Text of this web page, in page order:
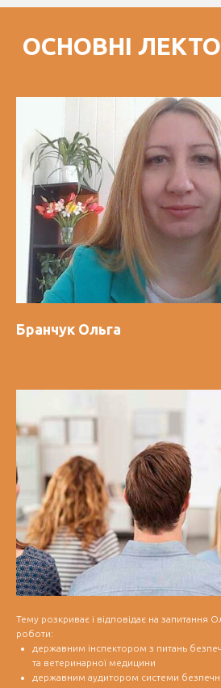
ОСНОВНІ
Бранчук Ольга
Тему розкриває і відповідає на запитання
роботи:
державним інспектором з питань
та ветеринарної медицини
державним аудитором системи